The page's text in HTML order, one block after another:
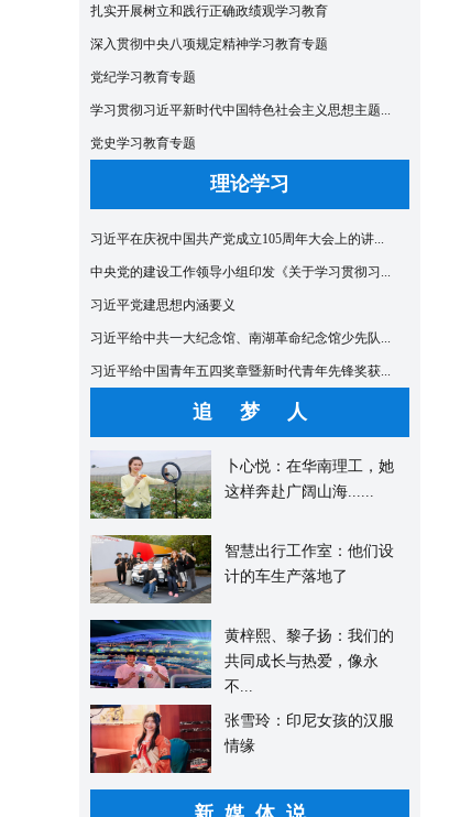
扎实开展树立和践行正确政绩观学习教育
深入贯彻中央八项规定精神学习教育专题
党纪学习教育专题
学习贯彻习近平新时代中国特色社会主义思想主题...
党史学习教育专题
理论学习
习近平在庆祝中国共产党成立105周年大会上的讲...
中央党的建设工作领导小组印发《关于学习贯彻习...
习近平党建思想内涵要义
习近平给中共一大纪念馆、南湖革命纪念馆少先队...
习近平给中国青年五四奖章暨新时代青年先锋奖获...
追 梦 人
卜心悦：在华南理工，她
这样奔赴广阔山海......
智慧出行工作室：他们设
计的车生产落地了
黄梓熙、黎子扬：我们的
共同成长与热爱，像永
不...
张雪玲：印尼女孩的汉服
情缘